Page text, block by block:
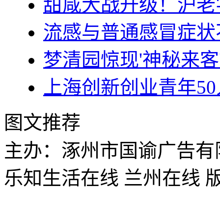
甜咸大战升级！沪
流感与普通感冒症
梦清园惊现'神秘来
上海创新创业青年
图文推荐
主办：涿州市国谕广告
乐知生活在线 兰州在线